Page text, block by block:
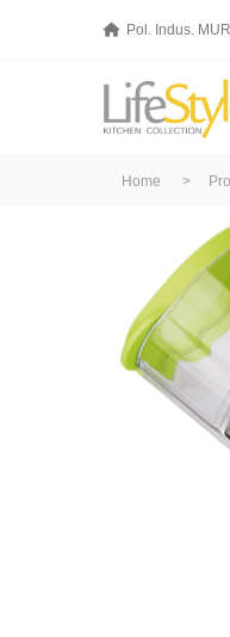
Pol. Indus.
Home >